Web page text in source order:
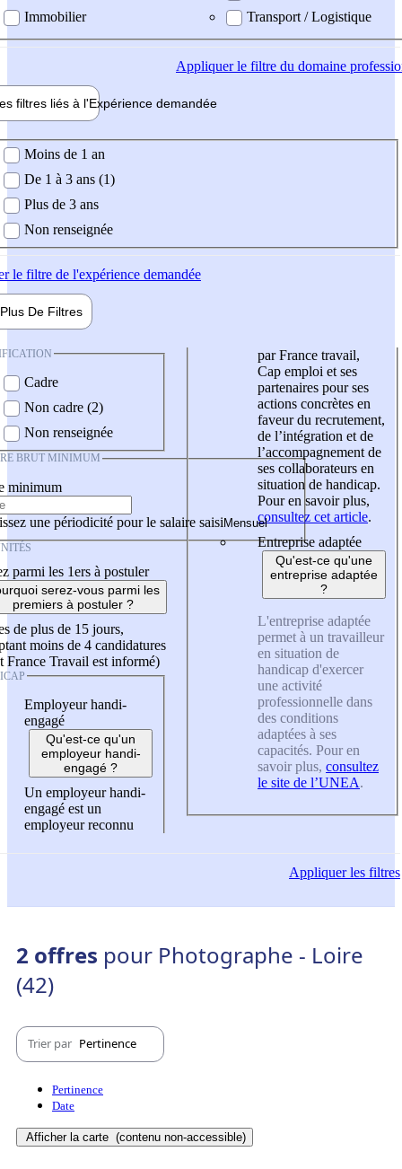
Immobilier
Transport / Logistique
Appliquerle filtre du domaine
filtres liés à l'Expérience demandée
demandée
Moins de 1 an
De 1 à 3 ans (1)
Plus de 3 ans
Non renseignée
le filtre de l'expérience demandée
Plus De Filtres
Cadre
Non cadre (2)
Non renseignée
BRUT MINIMUM
minimum
une périodicité pour le salaire saisi
parmi les 1ers à postuler
serez-vous parmi les
premiers à postuler ?
de plus de 15 jours,
moins de 4 candidatures
France Travail est informé)
Employeur handi-
engagé
Qu'est-ce qu'un
employeur handi-
engagé ?
Un employeur handi-
engagé est un
employeur reconnu
par France travail,
Cap emploi et ses
partenaires pour ses
actions concrètes en
faveur du recrutement,
de l’intégration et de
l’accompagnement de
ses collaborateurs en
situation de handicap.
Pour en savoir plus,
consultez cet article.
Entreprise adaptée
Qu'est-ce qu'une
entreprise adaptée
?
L'entreprise adaptée
permet à un travailleur
en situation de
handicap d'exercer
une activité
professionnelle dans
des conditions
adaptées à ses
capacités. Pour en
savoir plus, consultez
le site de l’UNEA.
Appliquerles filtres
2 offres pour Photographe - Loire
(42)
Trier par Pertinence
Pertinence
Date
Afficher la carte (contenu non-accessible)